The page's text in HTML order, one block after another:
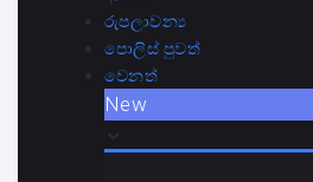
රුපලාවන්‍ය
පොලිස් පුවත්
වෙනත්
New